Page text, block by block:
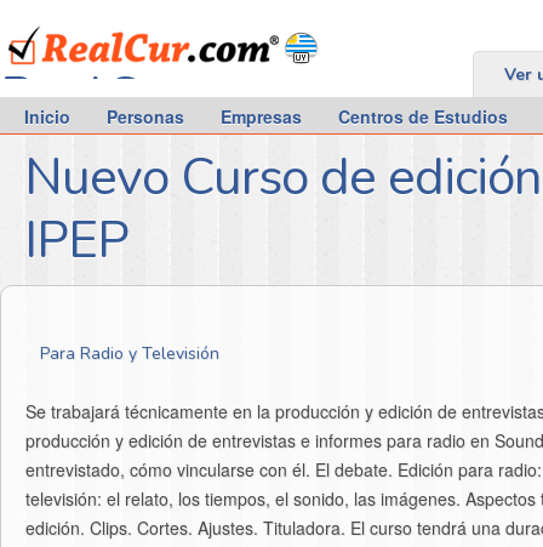
RealCur.com Ver
Inicio Personas Empresas Centros de Estudios
Nuevo Curso de
IPEP
Para Radio y Televisión
Se trabajará técnicamente en la producción y edición de
producción y edición de entrevistas e informes para radio en
entrevistado, cómo vincularse con él. El debate. Edición para
televisión: el relato, los tiempos, el sonido, las imágenes.
edición. Clips. Cortes. Ajustes. Tituladora. El curso tendrá una